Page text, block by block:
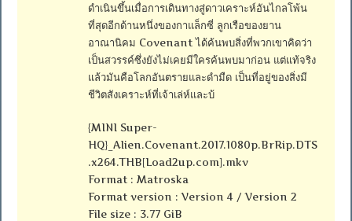
ดำเนินขึ้นเมื่อการเดินทางสู่ดาวเคราะห์อันไกลโพ้น
ที่สุดอีกด้านหนึ่งของกาแล็กซี่ ลูกเรือของยาน
อาณานิคม Covenant ได้ค้นพบสิ่งที่พวกเขาคิดว่า
เป็นสวรรค์ซึ่งยังไม่เคยมีใครค้นพบมาก่อน แต่แท้จริง
แล้วมันคือโลกอันตรายและดำมืด เป็นที่อยู่ของสิ่งมี
ชีวิตสังเคราะห์ที่เจ้าเล่ห์และบ้
{MINI Super-
HQ}_Alien.Covenant.2017.1080p.BrRip.DTS
.x264.THB[Load2up.com].mkv
Format : Matroska
Format version : Version 4 / Version 2
File size : 3.77 GiB